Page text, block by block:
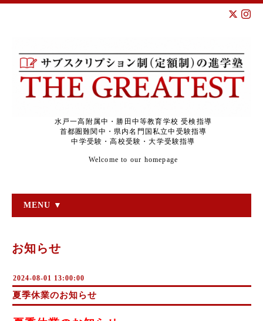
水戸一高附属中・勝田中等教育学校 受検指導
首都圏難関中・県内名門国私立中受験指導
中学受験・高校受験・大学受験指導
Welcome to our homepage
MENU ▼
お知らせ
2024-08-01 13:00:00
夏季休業のお知らせ